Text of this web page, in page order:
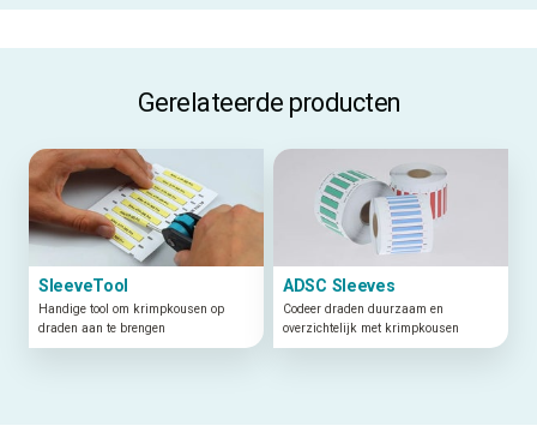
Gerelateerde producten
SleeveTool
Handige tool om krimpkousen op
draden aan te brengen
ADSC Sleeves
Codeer draden duurzaam en
overzichtelijk met krimpkousen